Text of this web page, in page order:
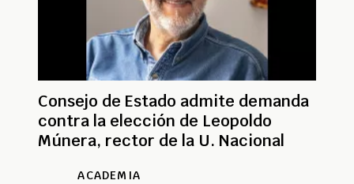
Consejo de Estado admite demanda
contra la elección de Leopoldo
Múnera, rector de la U. Nacional
ACADEMIA